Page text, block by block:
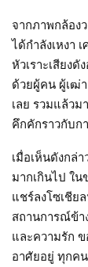
จากภาพกล้อง
ได้กำลังเหงา
หัวเราะเสียง
ด้วยผู้คน ผู้เฒ่
เลย รวมแล้ว
คึกคักราวกับก
เมื่อเห็นดังกล่
มากเกินไป ใน
แชร์ลงโซเชีย
สถานการณ์ข้
และความรัก
อาศัยอยู่ ทุกค